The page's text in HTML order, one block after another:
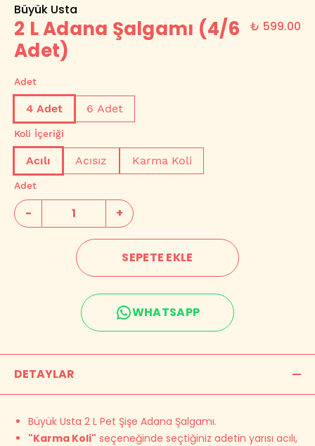
Büyük Usta
2 L Adana Şalgamı (4/6
Adet)
₺ 599.00
Adet
4 Adet 6 Adet
Koli İçeriği
Acılı Acısız Karma Koli
Adet
- +
SEPETE EKLE
WHATSAPP
DETAYLAR
Büyük Usta 2 L Pet Şişe Adana Şalgamı.
"Karma Koli" seçeneğinde seçtiğiniz adetin yarısı acılı,